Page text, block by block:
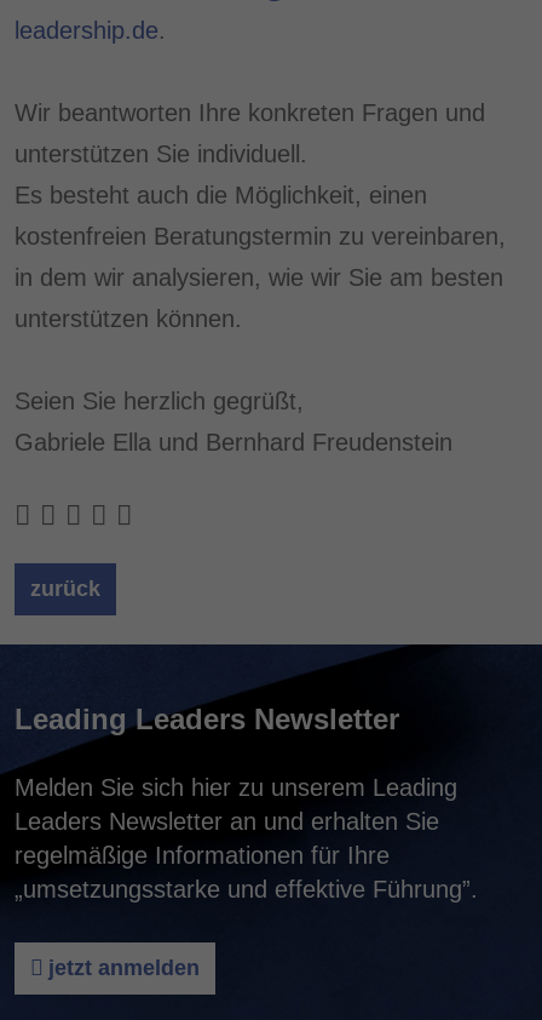
leadership.de.
Wir beantworten Ihre konkreten Fragen und
unterstützen Sie individuell.
Es besteht auch die Möglichkeit, einen
kostenfreien Beratungstermin zu vereinbaren,
in dem wir analysieren, wie wir Sie am besten
unterstützen können.
Seien Sie herzlich gegrüßt,
Gabriele Ella und Bernhard Freudenstein
zurück
Leading Leaders Newsletter
Melden Sie sich hier zu unserem Leading
Leaders Newsletter an und erhalten Sie
regelmäßige Informationen für Ihre
„umsetzungsstarke und effektive Führung”.
jetzt anmelden